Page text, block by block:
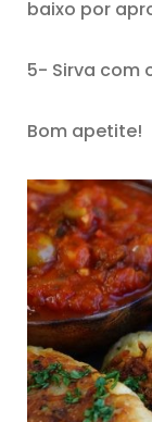
baixo por
5- Sirva com
Bom apetite!